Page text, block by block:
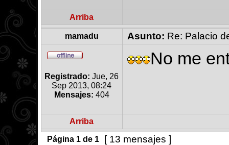
Arriba
mamadu Asunto: Re: Palacio
Registrado: Jue, 26
Sep 2013, 08:24
Mensajes: 404
No me
Arriba
Página 1de 1 [ 13 mensajes ]